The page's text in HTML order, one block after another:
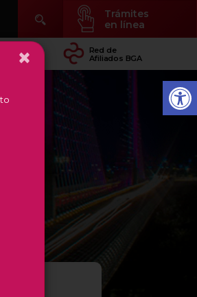
Trámites
en línea
Temás
Red de
Afiliados BGA
×